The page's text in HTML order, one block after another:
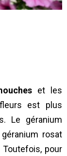
et les
est plus
Le géranium
rosat
pour